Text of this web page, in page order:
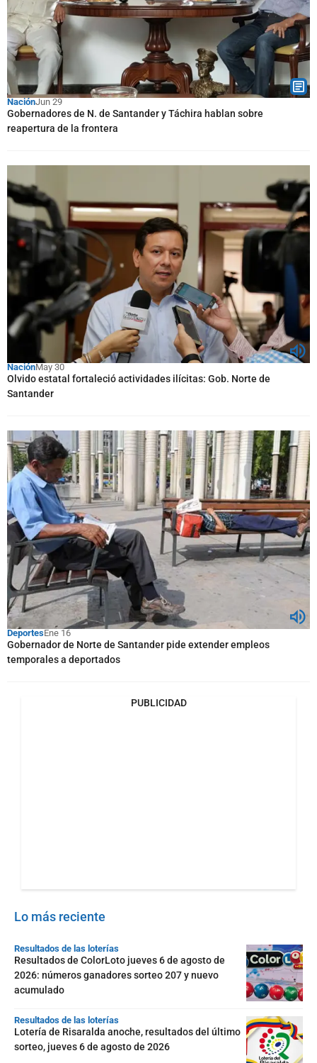
NaciónJun 29
Gobernadores de N. de Santander y Táchira hablan sobre
reapertura de la frontera
NaciónMay 30
Olvido estatal fortaleció actividades ilícitas: Gob. Norte de
Santander
DeportesEne 16
Gobernador de Norte de Santander pide extender empleos
temporales a deportados
PUBLICIDAD
Lo más reciente
Resultados de las loterías
Resultados de ColorLoto jueves 6 de agosto de
2026: números ganadores sorteo 207 y nuevo
acumulado
Resultados de las loterías
Lotería de Risaralda anoche, resultados del último
sorteo, jueves 6 de agosto de 2026